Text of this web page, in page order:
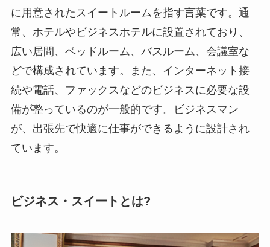
に用意されたスイートルームを指す言葉です。通
常、ホテルやビジネスホテルに設置されており、
広い居間、ベッドルーム、バスルーム、会議室な
どで構成されています。また、インターネット接
続や電話、ファックスなどのビジネスに必要な設
備が整っているのが一般的です。ビジネスマン
が、出張先で快適に仕事ができるように設計され
ています。
ビジネス・スイートとは?